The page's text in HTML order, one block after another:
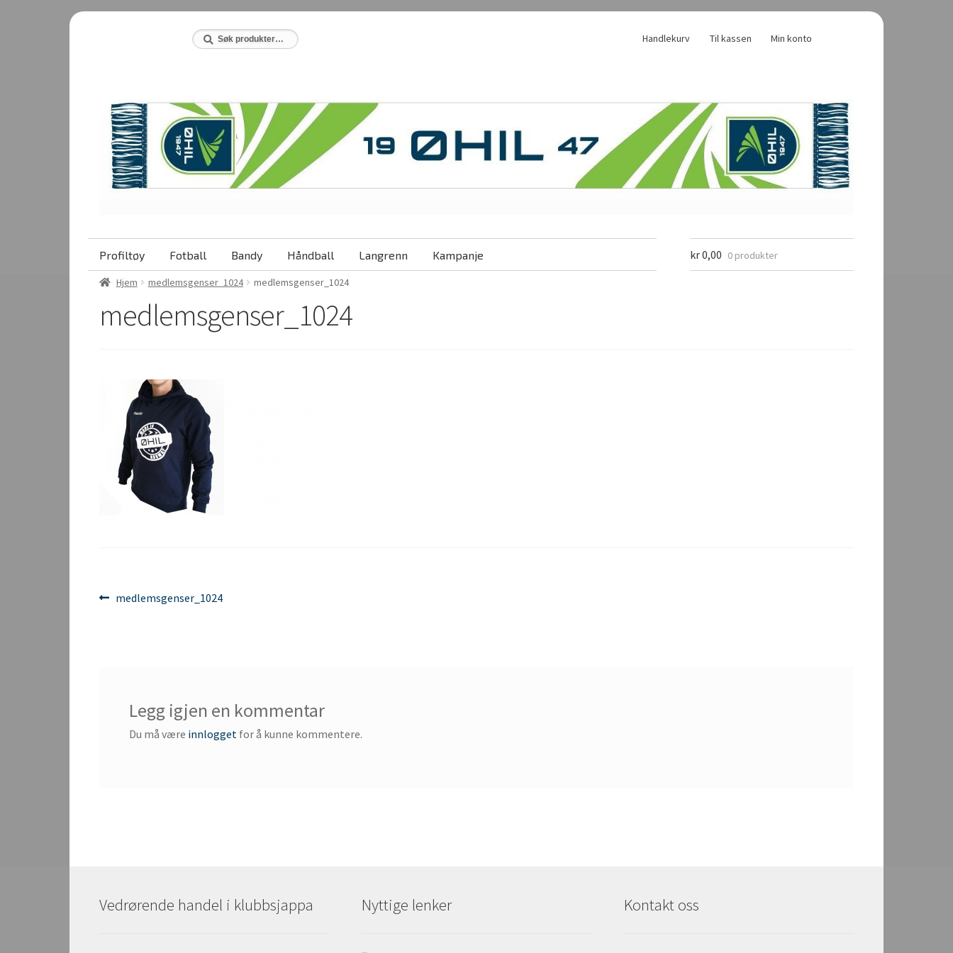
Søk
etter:
Søk Handlekurv Til kassen Min konto
Profiltøy Fotball Bandy Håndball Langrenn Kampanje kr0,00 0 produkter
Hjem medlemsgenser_1024 medlemsgenser_1024
medlemsgenser_1024
Innleggsnavigasjon
Forrige
medlemsgenser_1024
Legg igjen en kommentar
Du må være innlogget for å kunne kommentere.
Vedrørende handel i klubbsjappa Nyttige lenker Kontakt oss